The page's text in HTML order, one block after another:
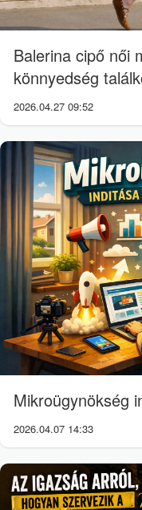
Balerina cipő női
könnyedség
2026.04.27 09:52
Mikroügynökség
2026.04.07 14:33